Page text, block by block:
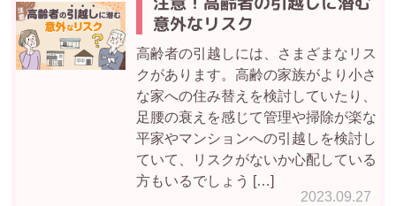
意外なリスク
2023.09.27
高齢者の引越しには、さまざまなリス
クがあります。高齢の家族がより小さ
な家への住み替えを検討していたり、
足腰の衰えを感じて管理や掃除が楽な
平家やマンションへの引越しを検討し
ていて、リスクがないか心配している
方もいるでしょう […]